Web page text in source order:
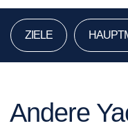
ZIELE
Andere